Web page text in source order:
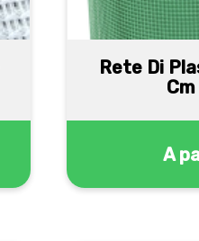
Rete Di
A